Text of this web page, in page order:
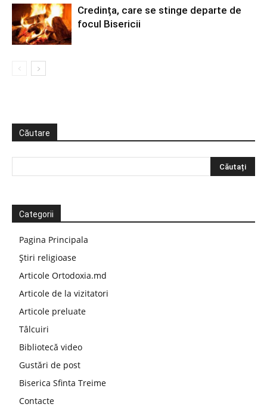
Credința, care se stinge departe de
focul Bisericii
Căutare
Categorii
Pagina Principala
Știri religioase
Articole Ortodoxia.md
Articole de la vizitatori
Articole preluate
Tâlcuiri
Bibliotecă video
Gustări de post
Biserica Sfinta Treime
Contacte